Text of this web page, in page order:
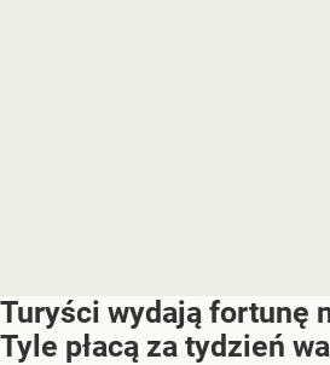
Turyści wydają fortunę
Tyle płacą za tydzień